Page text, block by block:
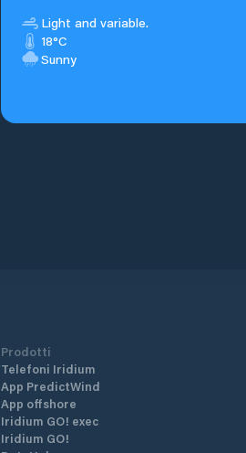
Light and variable.
18°C
Sunny
Prodotti
Telefoni Iridium
App PredictWind
App offshore
Iridium GO! exec
Iridium GO!